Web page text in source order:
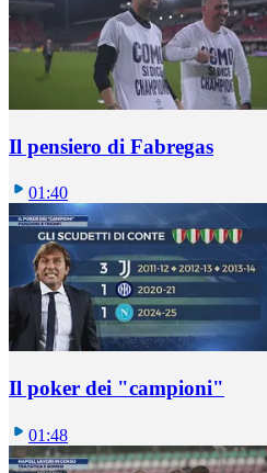
Il pensiero di Fabregas
01:40
Il poker dei "campioni"
01:48